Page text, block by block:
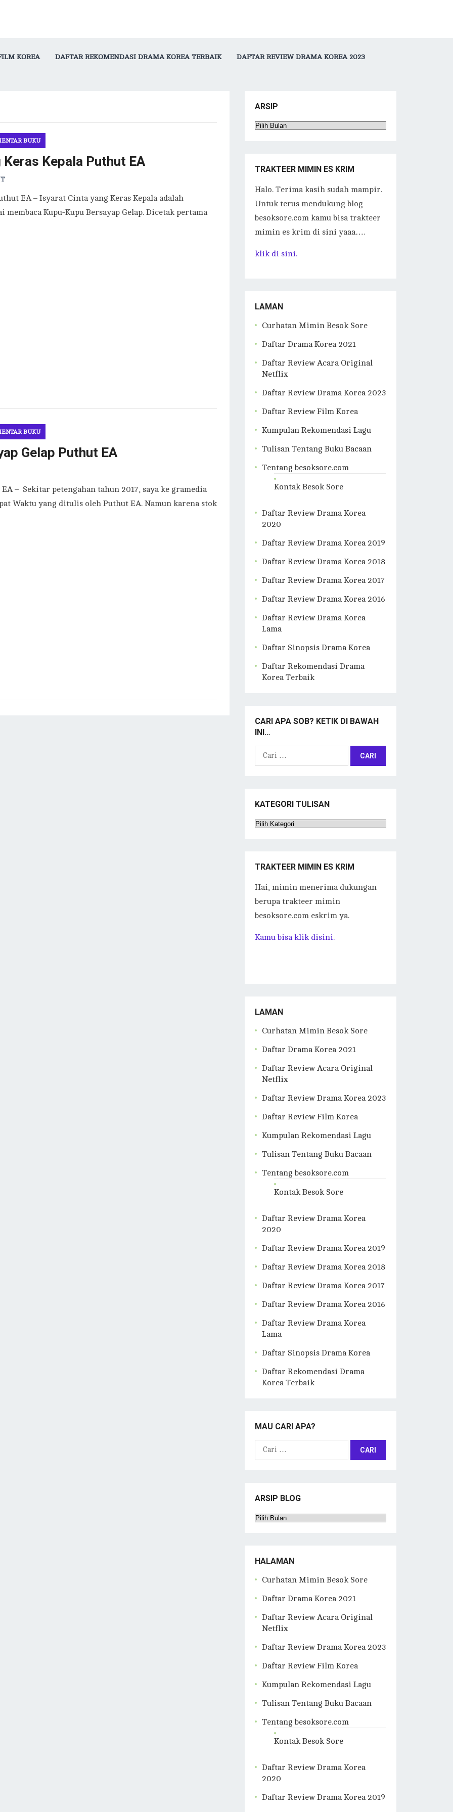
KOREA DAFTAR REKOMENDASI DRAMA KOREA TERBAIK DAFTAR REVIEW DRAMA KOREA 2023
BUKU
Kepala Puthut EA
EA – Isyarat Cinta yang Keras Kepala adalah
membaca Kupu-Kupu Bersayap Gelap. Dicetak pertama
BUKU
Gelap Puthut EA
– Sekitar petengahan tahun 2017, saya ke gramedia
Waktu yang ditulis oleh Puthut EA. Namun karena stok
ARSIP
Arsip
TRAKTEER MIMIN ES KRIM
Halo. Terima kasih sudah mampir.
Untuk terus mendukung blog
besoksore.com kamu bisa trakteer
mimin es krim di sini yaaa….
klik di sini.
LAMAN
Curhatan Mimin Besok Sore
Daftar Drama Korea 2021
Daftar Review Acara Original
Netflix
Daftar Review Drama Korea 2023
Daftar Review Film Korea
Kumpulan Rekomendasi Lagu
Tulisan Tentang Buku Bacaan
Tentang besoksore.com
Kontak Besok Sore
Daftar Review Drama Korea
2020
Daftar Review Drama Korea 2019
Daftar Review Drama Korea 2018
Daftar Review Drama Korea 2017
Daftar Review Drama Korea 2016
Daftar Review Drama Korea
Lama
Daftar Sinopsis Drama Korea
Daftar Rekomendasi Drama
Korea Terbaik
CARI APA SOB? KETIK DI BAWAH
INI…
Cari
KATEGORI TULISAN
Kategori
TRAKTEER MIMIN ES KRIM
Hai, mimin menerima dukungan
berupa trakteer mimin
besoksore.com eskrim ya.
Kamu bisa klik disini.
LAMAN
Curhatan Mimin Besok Sore
Daftar Drama Korea 2021
Daftar Review Acara Original
Netflix
Daftar Review Drama Korea 2023
Daftar Review Film Korea
Kumpulan Rekomendasi Lagu
Tulisan Tentang Buku Bacaan
Tentang besoksore.com
Kontak Besok Sore
Daftar Review Drama Korea
2020
Daftar Review Drama Korea 2019
Daftar Review Drama Korea 2018
Daftar Review Drama Korea 2017
Daftar Review Drama Korea 2016
Daftar Review Drama Korea
Lama
Daftar Sinopsis Drama Korea
Daftar Rekomendasi Drama
Korea Terbaik
MAU CARI APA?
Cari
ARSIP BLOG
Arsip
HALAMAN
Curhatan Mimin Besok Sore
Daftar Drama Korea 2021
Daftar Review Acara Original
Netflix
Daftar Review Drama Korea 2023
Daftar Review Film Korea
Kumpulan Rekomendasi Lagu
Tulisan Tentang Buku Bacaan
Tentang besoksore.com
Kontak Besok Sore
Daftar Review Drama Korea
2020
Daftar Review Drama Korea 2019